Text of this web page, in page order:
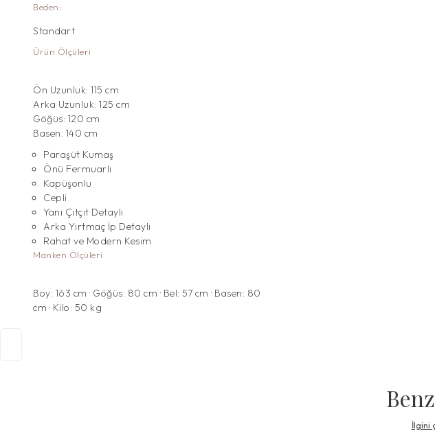
Beden:
Standart
Ürün Ölçüleri
Ön Uzunluk: 115 cm
Arka Uzunluk: 125 cm
Göğüs: 120 cm
Basen: 140 cm
Paraşüt Kumaş
Önü Fermuarlı
Kapüşonlu
Cepli
Yanı Çıtçıt Detaylı
Arka Yırtmaç İp Detaylı
Rahat ve Modern Kesim
Manken Ölçüleri
Boy: 163 cm · Göğüs: 80 cm · Bel: 57 cm · Basen: 80
cm · Kilo: 50 kg
İlgini